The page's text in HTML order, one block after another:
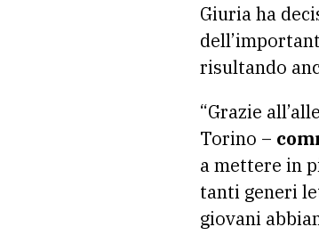
Giuria ha
risultando
“Grazie
Torino –
a mettere in
tanti generi
giovani